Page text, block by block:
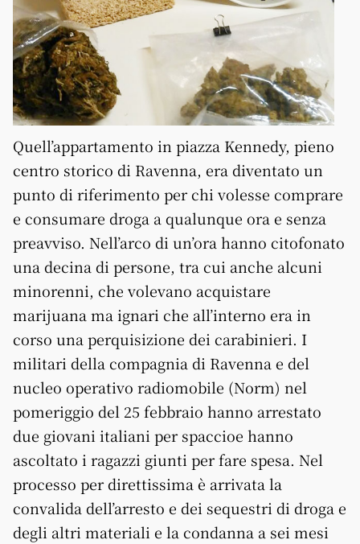
Quell’appartamento in piazza Kennedy, pieno
centro storico di Ravenna, era diventato un
punto di riferimento per chi volesse comprare
e consumare droga a qualunque ora e senza
preavviso. Nell’arco di un’ora hanno citofonato
una decina di persone, tra cui anche alcuni
minorenni, che volevano acquistare
marijuana ma ignari che all’interno era in
corso una perquisizione dei carabinieri. I
militari della compagnia di Ravenna e del
nucleo operativo radiomobile (Norm) nel
pomeriggio del 25 febbraio hanno arrestato
due giovani italiani per spaccioe hanno
ascoltato i ragazzi giunti per fare spesa. Nel
processo per direttissima è arrivata la
convalida dell’arresto e dei sequestri di droga e
degli altri materiali e la condanna a sei mesi